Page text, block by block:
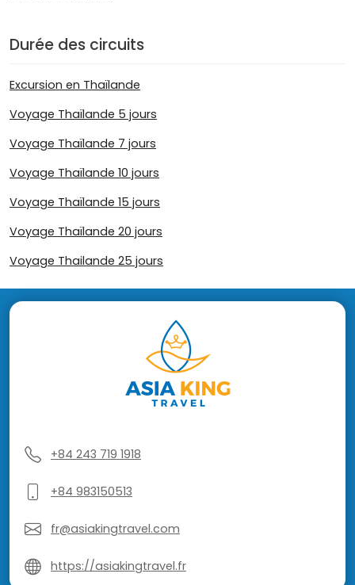
Durée des circuits
Excursion en Thaïlande
Voyage Thaïlande 5 jours
Voyage Thaïlande 7 jours
Voyage Thaïlande 10 jours
Voyage Thaïlande 15 jours
Voyage Thaïlande 20 jours
Voyage Thailande 25 jours
+84 243 719 1918
+84 983150513
fr@asiakingtravel.com
https://asiakingtravel.fr